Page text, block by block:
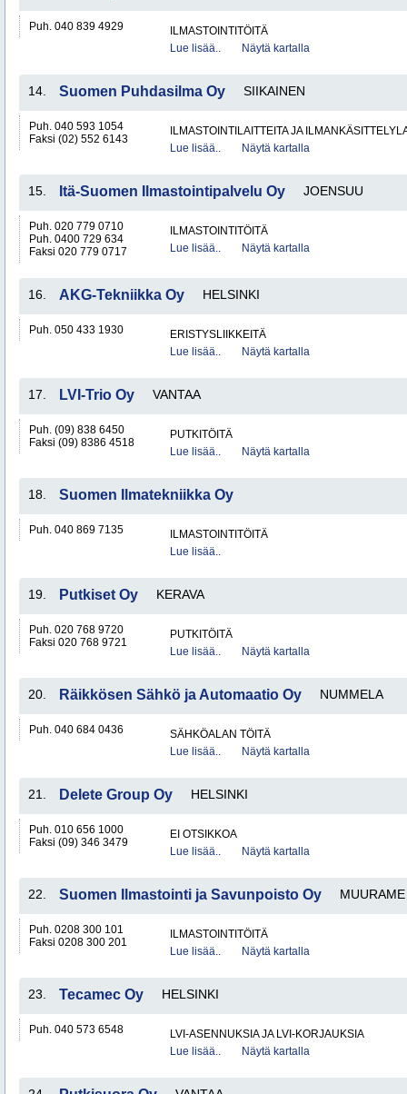
Puh. 040 839 4929
ILMASTOINTITÖITÄ
Lue lisää..
Näytä kartalla
14. Suomen Puhdasilma Oy SIIKAINEN
Puh. 040 593 1054
Faksi (02) 552 6143
ILMASTOINTILAITTEITA JA
Lue lisää..
Näytä kartalla
15. Itä-Suomen Ilmastointipalvelu Oy JOENSUU
Puh. 020 779 0710
Puh. 0400 729 634
Faksi 020 779 0717
ILMASTOINTITÖITÄ
Lue lisää..
Näytä kartalla
16. AKG-Tekniikka Oy HELSINKI
Puh. 050 433 1930
ERISTYSLIIKKEITÄ
Lue lisää..
Näytä kartalla
17. LVI-Trio Oy VANTAA
Puh. (09) 838 6450
Faksi (09) 8386 4518
PUTKITÖITÄ
Lue lisää..
Näytä kartalla
18. Suomen Ilmatekniikka Oy
Puh. 040 869 7135
ILMASTOINTITÖITÄ
Lue lisää..
19. Putkiset Oy KERAVA
Puh. 020 768 9720
Faksi 020 768 9721
PUTKITÖITÄ
Lue lisää..
Näytä kartalla
20. Räikkösen Sähkö ja Automaatio Oy NUMMELA
Puh. 040 684 0436
SÄHKÖALAN TÖITÄ
Lue lisää..
Näytä kartalla
21. Delete Group Oy HELSINKI
Puh. 010 656 1000
Faksi (09) 346 3479
EI OTSIKKOA
Lue lisää..
Näytä kartalla
22. Suomen Ilmastointi ja Savunpoisto Oy MUURAME
Puh. 0208 300 101
Faksi 0208 300 201
ILMASTOINTITÖITÄ
Lue lisää..
Näytä kartalla
23. Tecamec Oy HELSINKI
Puh. 040 573 6548
LVI-ASENNUKSIA JA LVI-KORJAUKSIA
Lue lisää..
Näytä kartalla